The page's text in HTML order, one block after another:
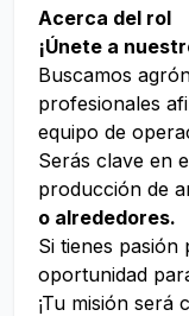
Acerca del rol
¡Únete a
Buscamos
profesionales
equipo de
Serás clave en
producción de
o alrededores.
Si tienes pasión
oportunidad
¡Tu misión será